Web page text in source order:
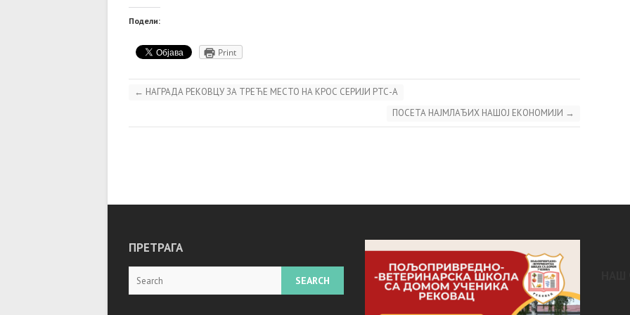
Подели:
Print
← НАГРАДА РЕКОВЦУ ЗА ТРЕЋЕ МЕСТО НА КРОС СЕРИЈИ РТС-А
ПОСЕТА НАЈМЛАЂИХ НАШОЈ ЕКОНОМИЈИ →
ПРЕТРАГА